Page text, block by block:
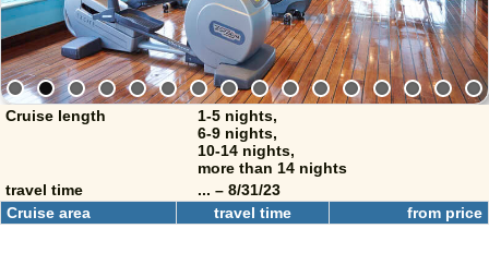
Cruise length
1-5 nights,
6-9 nights,
10-14 nights,
more than 14 nights
travel time
... – 8/31/23
Cruise area
travel time from price